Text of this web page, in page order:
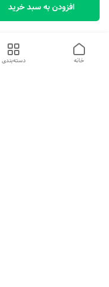
افزودن به سبد خرید
دسته‌بندی خانه